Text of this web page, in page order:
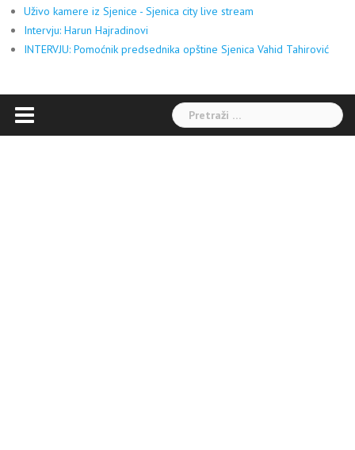
Uživo kamere iz Sjenice - Sjenica city live stream
Intervju: Harun Hajradinovi
INTERVJU: Pomoćnik predsednika opštine Sjenica Vahid Tahirović
Pretraga: